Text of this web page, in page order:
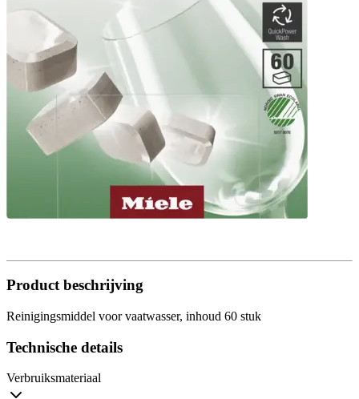
Product beschrijving
Reinigingsmiddel voor vaatwasser, inhoud 60 stuk
Technische details
Verbruiksmateriaal